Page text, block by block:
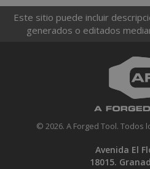
Este sitio puede incluir
generados o editados
© 2026. A Forged Tool.
Avenida El
18015.